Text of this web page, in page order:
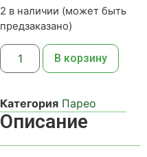
2 в наличии (может быть
предзаказано)
В корзину
Категория Парео
Описание